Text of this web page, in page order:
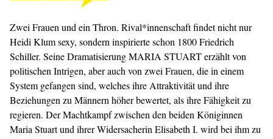
Zwei Frauen und ein Thron. Rival*innenschaft findet nicht nur
Heidi Klum sexy, sondern inspirierte schon 1800 Friedrich
Schiller. Seine Dramatisierung MARIA STUART erzählt von
politischen Intrigen, aber auch von zwei Frauen, die in einem
System gefangen sind, welches ihre Attraktivität und ihre
Beziehungen zu Männern höher bewertet, als ihre Fähigkeit zu
regieren. Der Machtkampf zwischen den beiden Königinnen
Maria Stuart und ihrer Widersacherin Elisabeth I. wird bei ihm zu